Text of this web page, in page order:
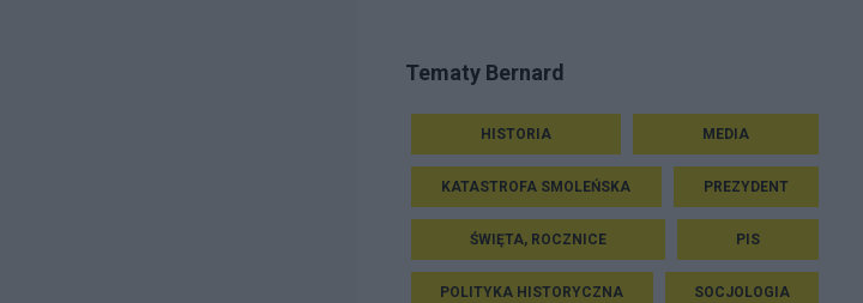
Tematy Bernard
HISTORIA MEDIA
KATASTROFA SMOLEŃSKA PREZYDENT
ŚWIĘTA, ROCZNICE PIS
POLITYKA HISTORYCZNA SOCJOLOGIA